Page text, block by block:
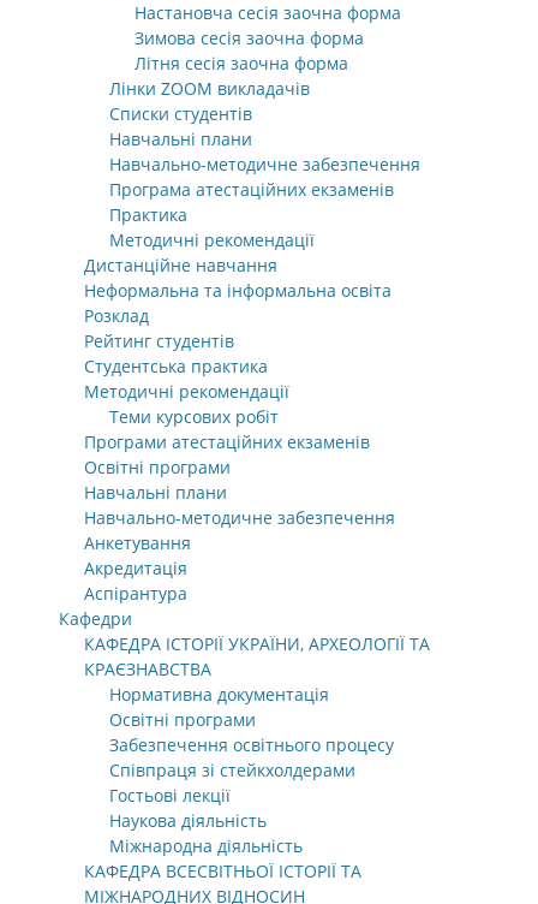
Настановча сесія заочна форма
Зимова сесія заочна форма
Літня сесія заочна форма
Лінки ZOOM викладачів
Списки студентів
Навчальні плани
Навчально-методичне забезпечення
Програма атестаційних екзаменів
Практика
Методичні рекомендації
Дистанційне навчання
Неформальна та інформальна освіта
Розклад
Рейтинг студентів
Студентська практика
Методичні рекомендації
Теми курсових робіт
Програми атестаційних екзаменів
Освітні програми
Навчальні плани
Навчально-методичне забезпечення
Анкетування
Акредитація
Аспірантура
Кафедри
КАФЕДРА ІСТОРІЇ УКРАЇНИ, АРХЕОЛОГІЇ ТА
КРАЄЗНАВСТВА
Нормативна документація
Освітні програми
Забезпечення освітнього процесу
Співпраця зі стейкхолдерами
Гостьові лекції
Наукова діяльність
Міжнародна діяльність
КАФЕДРА ВСЕСВІТНЬОЇ ІСТОРІЇ ТА
МІЖНАРОДНИХ ВІДНОСИН